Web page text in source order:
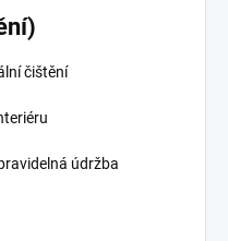
čištění
údržba